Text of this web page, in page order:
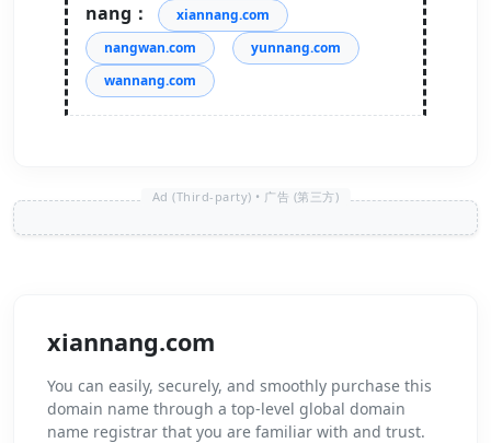
nang：
xiannang.com
nangwan.com
yunnang.com
wannang.com
xiannang.com
You can easily, securely, and smoothly purchase this
domain name through a top-level global domain
name registrar that you are familiar with and trust.